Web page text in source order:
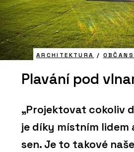
ARCHITEKTURA /
Plavání pod
„Projektovat cokoliv
je díky místním
sen. Je to takové